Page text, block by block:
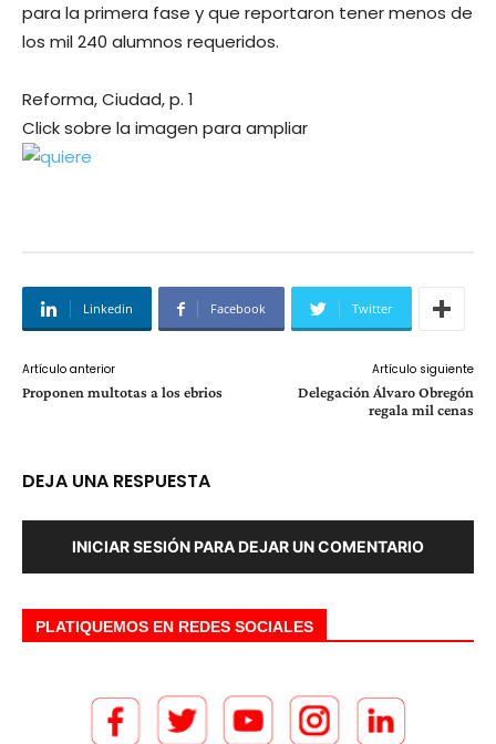
para la primera fase y que reportaron tener menos de
los mil 240 alumnos requeridos.
Reforma, Ciudad, p. 1
Click sobre la imagen para ampliar
Linkedin Facebook Twitter
Artículo anterior
Proponen multotas a los ebrios
Artículo siguiente
Delegación Álvaro Obregón
regala mil cenas
DEJA UNA RESPUESTA
INICIAR SESIÓN PARA DEJAR UN COMENTARIO
PLATIQUEMOS EN REDES SOCIALES